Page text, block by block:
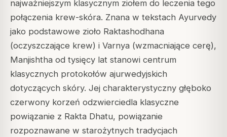
najważniejszym klasycznym ziołem do leczenia tego
połączenia krew-skóra. Znana w tekstach Ayurvedy
jako podstawowe zioło Raktashodhana
(oczyszczające krew) i Varnya (wzmacniające cerę),
Manjishtha od tysięcy lat stanowi centrum
klasycznych protokołów ajurwedyjskich
dotyczących skóry. Jej charakterystyczny głęboko
czerwony korzeń odzwierciedla klasyczne
powiązanie z Rakta Dhatu, powiązanie
rozpoznawane w starożytnych tradycjach